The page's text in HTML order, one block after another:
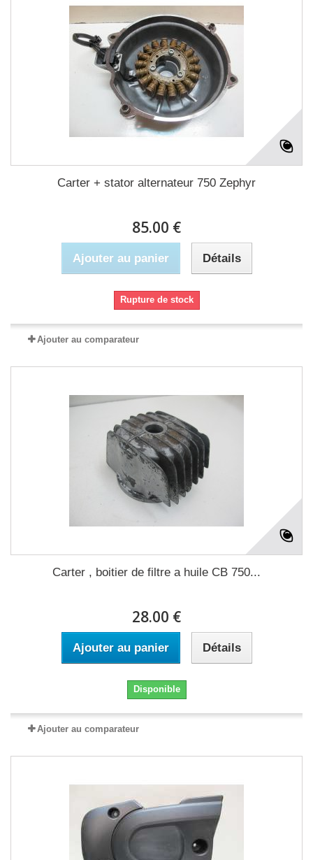
Carter + stator alternateur 750 Zephyr
85.00 €
Ajouter au panier Détails
Rupture de stock
Ajouter au comparateur
Carter , boitier de filtre a huile CB 750...
28.00 €
Ajouter au panier Détails
Disponible
Ajouter au comparateur